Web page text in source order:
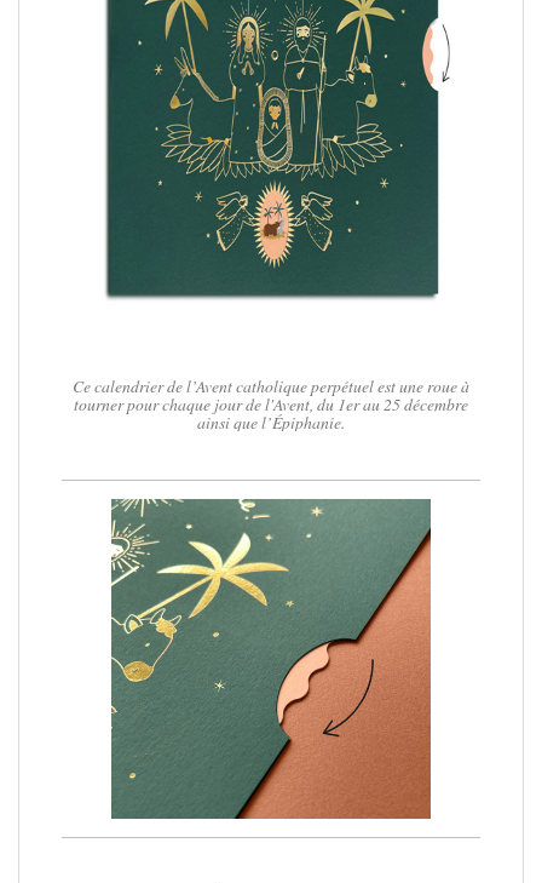
Ce calendrier de l’Avent catholique perpétuel est une roue à
tourner pour chaque jour de l'Avent, du 1er au 25 décembre
ainsi que l’Épiphanie.